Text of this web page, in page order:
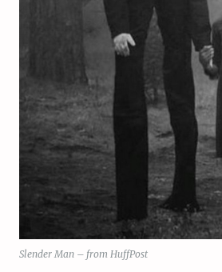
Slender Man – from HuffPost